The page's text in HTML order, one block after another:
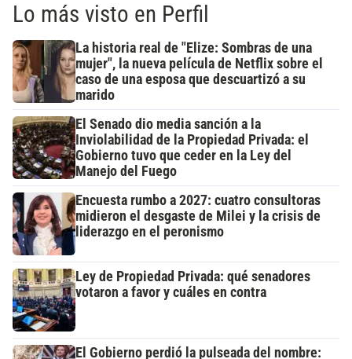
Lo más visto en Perfil
La historia real de "Elize: Sombras de una
mujer", la nueva película de Netflix sobre el
caso de una esposa que descuartizó a su
marido
El Senado dio media sanción a la
Inviolabilidad de la Propiedad Privada: el
Gobierno tuvo que ceder en la Ley del
Manejo del Fuego
Encuesta rumbo a 2027: cuatro consultoras
midieron el desgaste de Milei y la crisis de
liderazgo en el peronismo
Ley de Propiedad Privada: qué senadores
votaron a favor y cuáles en contra
El Gobierno perdió la pulseada del nombre: